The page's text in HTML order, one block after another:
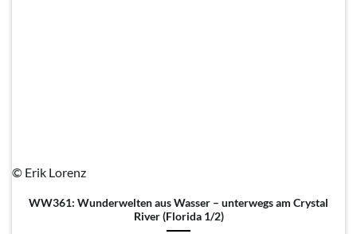
© Erik Lorenz
WW361: Wunderwelten aus Wasser – unterwegs am Crystal
River (Florida 1/2)